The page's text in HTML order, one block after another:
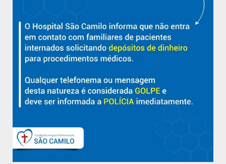
com qualidade, acolhimento e compromisso com a vida em
Aracruz e região.
Sobre
Diretorias
Políticas e Normas
Trabalhe Conosco